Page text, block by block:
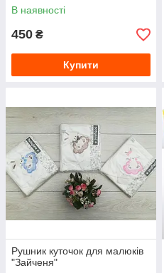
В наявності
450 ₴
Купити
Рушник куточок для малюків
"Зайченя"